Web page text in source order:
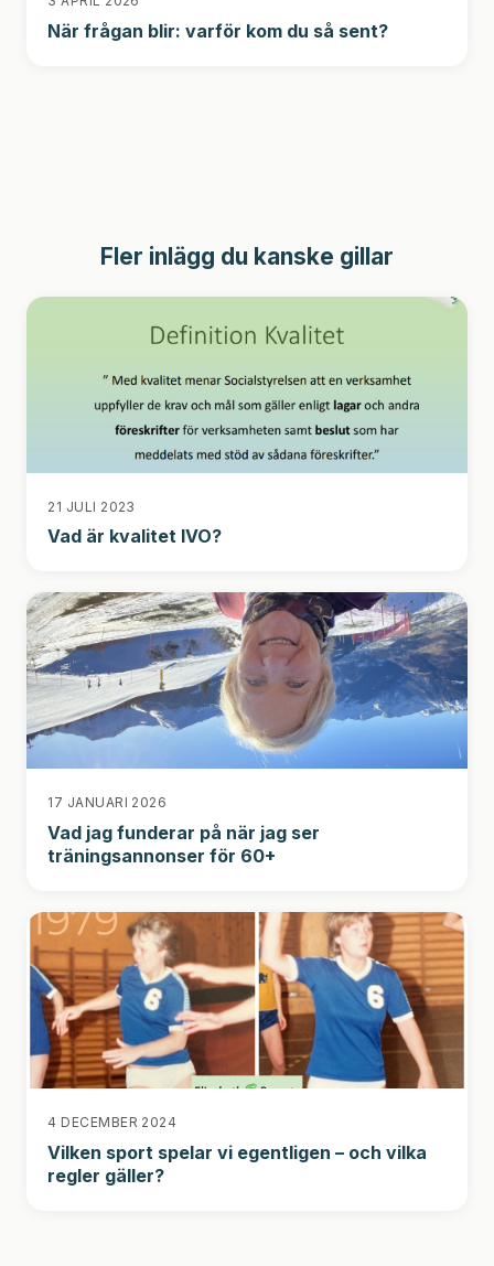
När frågan blir: varför kom du så sent?
Fler inlägg du kanske gillar
21 JULI 2023
Vad är kvalitet IVO?
17 JANUARI 2026
Vad jag funderar på när jag ser
träningsannonser för 60+
4 DECEMBER 2024
Vilken sport spelar vi egentligen – och vilka
regler gäller?